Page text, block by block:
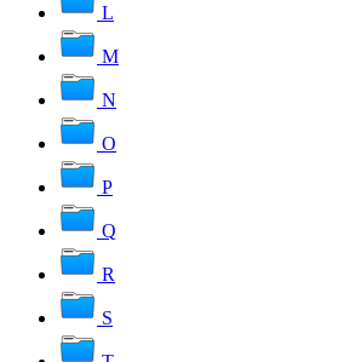
L
M
N
O
P
Q
R
S